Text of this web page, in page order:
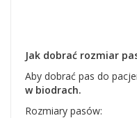
Jak dobrać rozmiar
Aby dobrać pas do
w biodrach.
Rozmiary pasów: